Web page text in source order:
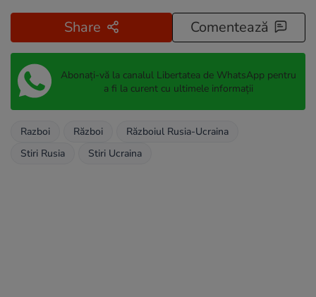
Share Comentează
Abonați-vă la canalul Libertatea de WhatsApp pentru
a fi la curent cu ultimele informații
Razboi Război
Războiul Rusia-Ucraina
Stiri Rusia
Stiri Ucraina